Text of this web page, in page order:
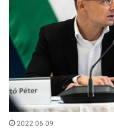
2022.06.09.